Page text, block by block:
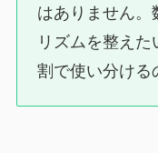
はありません。
リズムを整え
割で使い分ける